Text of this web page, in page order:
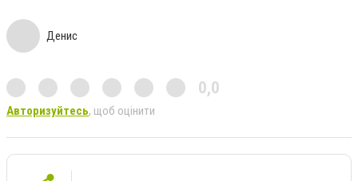
Денис
0,0
Авторизуйтесь, щоб оцінити